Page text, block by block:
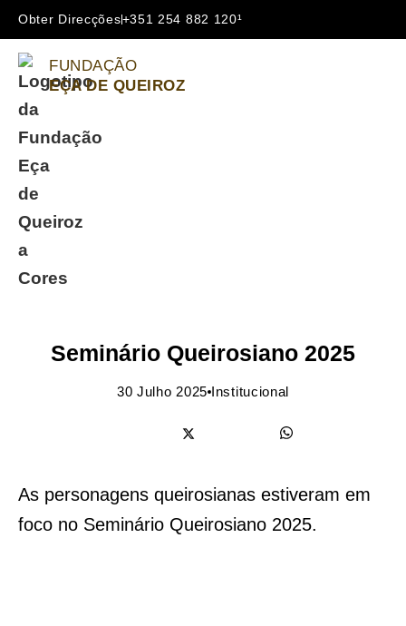
Obter Direcções+351 254 882 120¹
FUNDAÇÃO
EÇA DE QUEIROZ
Seminário Queirosiano 2025
30 Julho 2025 Institucional
As personagens queirosianas estiveram em
foco no Seminário Queirosiano 2025.